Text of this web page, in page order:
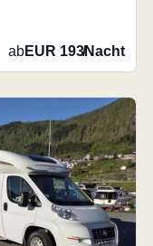
abEUR 193/Nacht